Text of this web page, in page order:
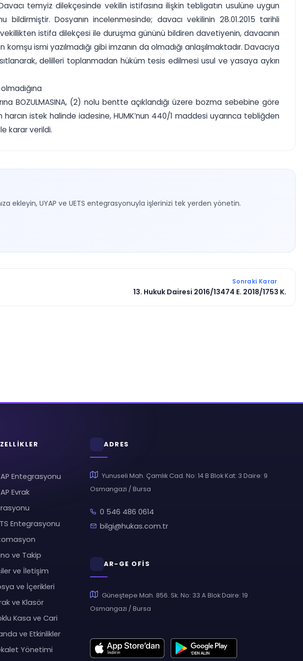
temyiz dilekçesinde vekilin istifasına ilişkin tebligatın usulüne uygun
bildirmiştir. Dosyanın incelenmesinde; davacı vekilinin 28.01.2015 tarihli
istifa dilekçesi ile duruşma gününü bildiren davetiyenin, davacının
ismi yazılmadığı gibi imzanın da olmadığı anlaşılmaktadır. Davacıya
delilleri toplanmadan hüküm tesis edilmesi usul ve yasaya aykırı
BOZULMASINA, (2) nolu bentte açıklandığı üzere bozma sebebine göre
istek halinde iadesine, HUMK’nun 440/1 maddesi uyarınca tebliğden
karar verildi.
ekleyin, UYAP ve UETS entegrasyonuyla işlerinizi tek yerden yönetin.
Sonraki Karar
13. Hukuk Dairesi 2016/13474 E. 2018/1753 K.
Entegrasyonu
Evrak
Entegrasyonu
ve Takip
ve İletişim
ve İçerikleri
ve Klasör
Kasa ve Cari
ve Etkinlikler
Yönetimi
ADRES
Yunuseli Mah. Çamlık Cad. No: 14 B Blok Kat: 3 Daire: 9
Osmangazi / Bursa
0 546 486 0614
bilgi@hukas.com.tr
AR-GE OFİS
Güneştepe Mah. 856. Sk. No: 33 A Blok Daire: 19
Osmangazi / Bursa